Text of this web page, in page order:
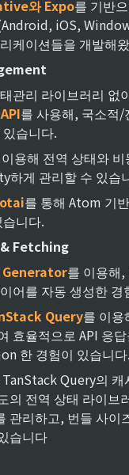
와 Expo를 기반
iOS,
케이션들을 개발해
를 사용해, 국소적/
습니다.
용해 전역 상태와
하게 관리할 수 있습
를 통해 Atom 기
니다.
Fetching
Generator를 이용해,
어를 자동 생성한 경
Query를 이
효율적으로 API 응
한 경험이 있습니다.
TanStack Query의 캐
의 전역 상태 라이브
관리하고, 번들 사이
습니다